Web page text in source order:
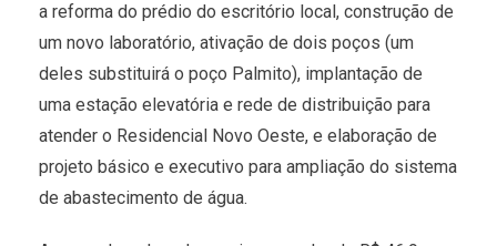
a reforma do prédio do escritório local, construção de
um novo laboratório, ativação de dois poços (um
deles substituirá o poço Palmito), implantação de
uma estação elevatória e rede de distribuição para
atender o Residencial Novo Oeste, e elaboração de
projeto básico e executivo para ampliação do sistema
de abastecimento de água.